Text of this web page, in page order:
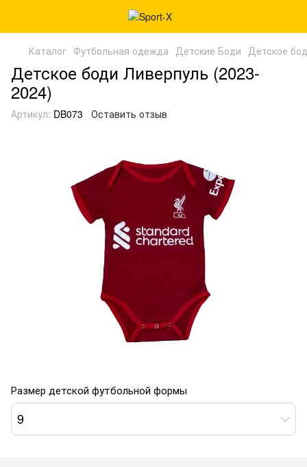
Каталог Футбольная одежда Детские Боди Детское
Детское боди Ливерпуль (2023-
2024)
Артикул: DB073 Оставить отзыв
Размер детской футбольной формы
9